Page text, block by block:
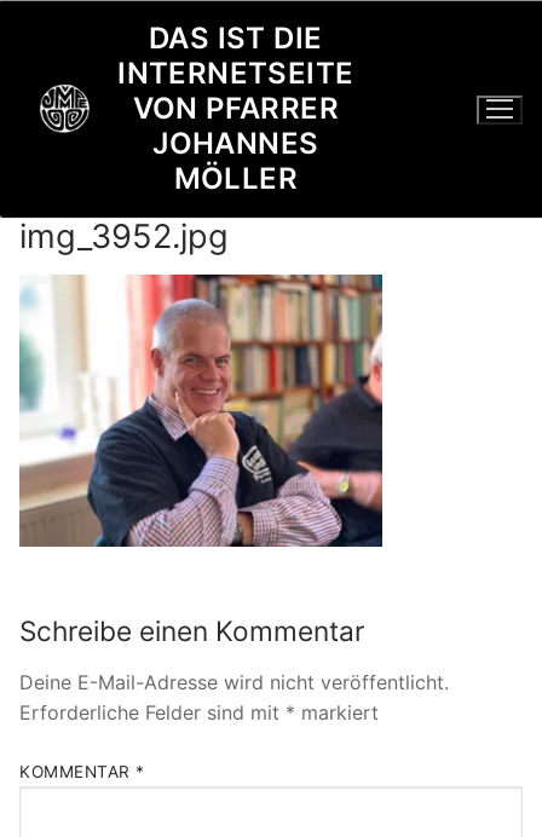
DAS IST DIE
INTERNETSEITE
VON PFARRER
JOHANNES
MÖLLER
img_3952.jpg
Schreibe einen Kommentar
Deine E-Mail-Adresse wird nicht veröffentlicht.
Erforderliche Felder sind mit * markiert
KOMMENTAR *